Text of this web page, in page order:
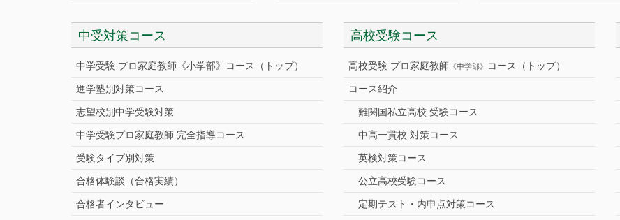
中受対策コース
中学受験 プロ家庭教師《小学部》 コース （トップ）
進学塾別対策コース
志望校別中学受験対策
中学受験プロ家庭教師 完全指導コース
受験タイプ別対策
合格体験談（合格実績）
合格者インタビュー
高校受験コース
高校受験 プロ家庭教師 《中学部》 コース（トップ）
コース紹介
難関国私立高校 受験コース
中高一貫校 対策コース
英検対策コース
公立高校受験コース
定期テスト・内申点対策コース